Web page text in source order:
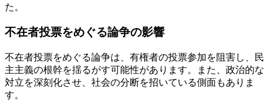
た。
不在者投票をめぐる論争の影響
不在者投票をめぐる論争は、有権者の投票参加を阻害し、民
主主義の根幹を揺るがす可能性があります。また、政治的な
対立を深刻化させ、社会の分断を招いている側面もありま
す。